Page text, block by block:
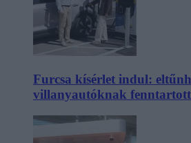
Furcsa kísérlet indul:
villanyautóknak